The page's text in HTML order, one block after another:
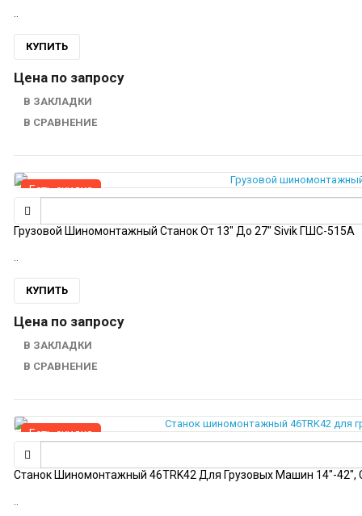
КУПИТЬ
Цена по запросу
В ЗАКЛАДКИ
В СРАВНЕНИЕ
Есть скидка
Грузовой Шиномонтажный Станок От 13" До 27" Sivik ГШС-515А
КУПИТЬ
Цена по запросу
В ЗАКЛАДКИ
В СРАВНЕНИЕ
Есть скидка
Станок Шиномонтажный 46TRK42 Для Грузовых Машин 14"-42",